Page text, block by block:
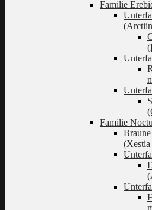
Familie
Familie